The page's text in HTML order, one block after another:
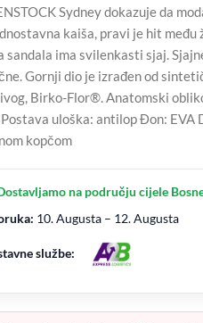
Sydney dokazuje da
kaiša, pravi je hit među
sandala ima svilenkasti sjaj.
Gornji dio je izrađen od
Birko-Flor®. Anatomski
uloška: antilop Đon: EVA
kopčom
na području cijele
10. Augusta – 12. Augusta
službe: